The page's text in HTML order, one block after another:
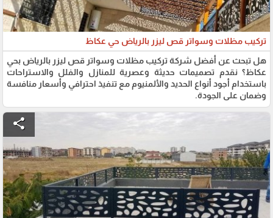
تركيب مظلات وسواتر قص ليزر بالرياض حي عكاظ
هل تبحث عن أفضل شركة تركيب مظلات وسواتر قص ليزر بالرياض بحي
عكاظ؟ نقدم تصميمات حديثة وعصرية للمنازل والفلل والاستراحات
باستخدام أجود أنواع الحديد والألمنيوم مع تنفيذ احترافي وأسعار منافسة
وضمان على الجودة.
share